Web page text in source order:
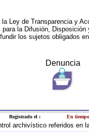
la Ley de Transparencia y
para la Difusión,
los sujetos obligados
Denuncia
Registrado el : En
archivístico referidos en